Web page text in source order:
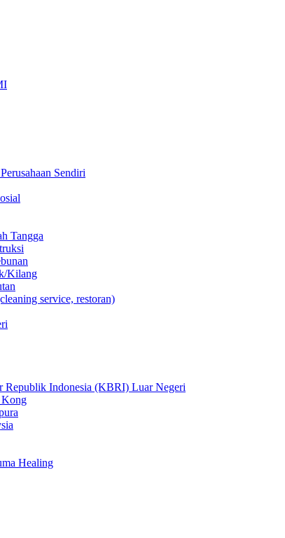
Sendiri
Tangga
Kilang
service, restoran)
Republik Indonesia (KBRI) Luar Negeri
Kong
Healing